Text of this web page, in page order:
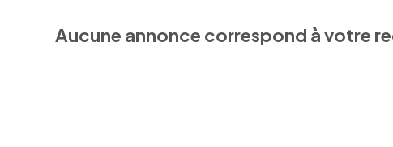
Aucune annonce correspond à votre